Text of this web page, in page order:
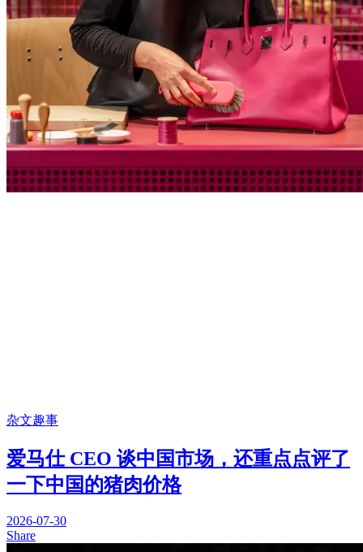
杂文趣事
爱马仕 CEO 谈中国市场，还重点点评了
一下中国的猪肉价格
2026-07-30
Share